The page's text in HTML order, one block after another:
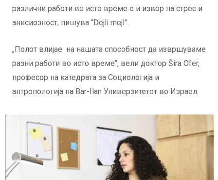
различни работи во исто време е и извор на стрес и
анксиозност, пишува “Dejli mejl”.
„Полот влијае на нашата способност да извршуваме
разни работи во исто време“, вели доктор Šira Ofer,
професор на катедрата за Социологија и
антропологија на Bar-Ilan Универзитетот во Израел.